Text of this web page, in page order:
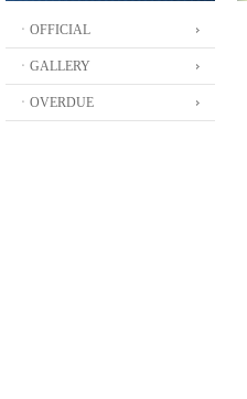
ㆍOFFICIAL
ㆍGALLERY
ㆍOVERDUE